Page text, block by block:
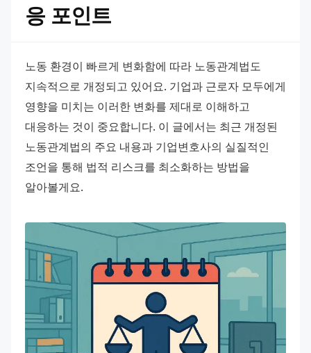
응 포인트
노동 환경이 빠르게 변화함에 따라 노동관계법도
지속적으로 개정되고 있어요. 기업과 근로자 모두에게
영향을 미치는 이러한 변화를 제대로 이해하고
대응하는 것이 중요합니다. 이 글에서는 최근 개정된
노동관계법의 주요 내용과 기업변호사의 실질적인
조언을 통해 법적 리스크를 최소화하는 방법을
알아볼게요.